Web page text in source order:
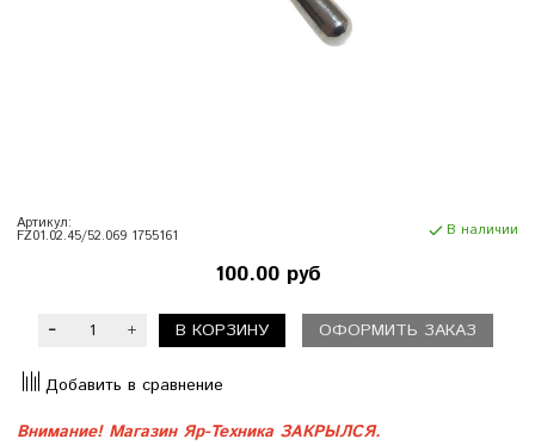
Артикул:
FZ01.02.45/52.069 1755161 В наличии
100.00 руб
В КОРЗИНУ ОФОРМИТЬ ЗАКАЗ
Добавить в сравнение
Внимание! Магазин Яр-Техника ЗАКРЫЛСЯ.